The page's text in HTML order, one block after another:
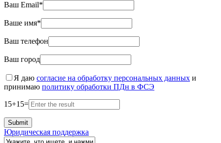
Ваш Email*
Ваше имя*
Ваш телефон
Ваш город
Я даю согласие на обработку персональных данных и
принимаю политику обработки ПДн в ФСЭ
15+15=
Юридическая поддержка